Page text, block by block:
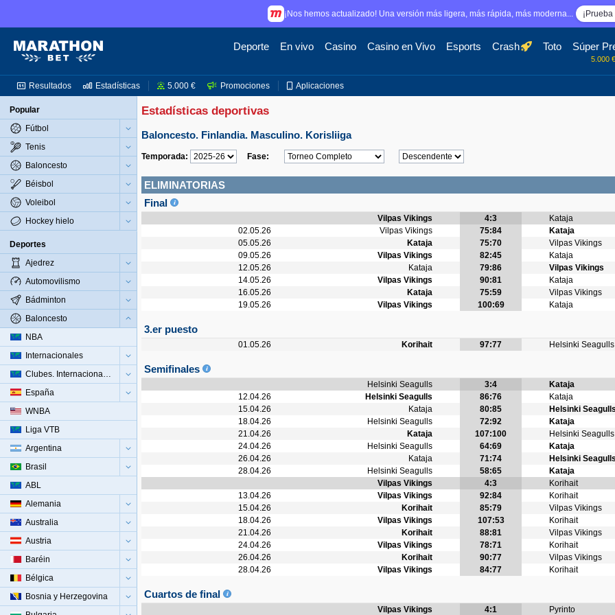
¡Nos hemos actualizado! Una versión más ligera, más rápida, más moderna...
Deporte En vivo Casino Casino en Vivo Esports Crash Toto Súper
5.000
Resultados Estadísticas 5.000 € Promociones Aplicaciones
Popular
Fútbol
Tenis
Baloncesto
Béisbol
Voleibol
Hockey hielo
Deportes
Ajedrez
Automovilismo
Bádminton
Baloncesto
NBA
Internacionales
Clubes. Internacionales
España
WNBA
Liga VTB
Argentina
Brasil
ABL
Alemania
Australia
Austria
Baréin
Bélgica
Bosnia y Herzegovina
Estadísticas deportivas
Baloncesto. Finlandia. Masculino. Korisliiga
Temporada: Fase:
ELIMINATORIAS
Final
Vilpas Vikings 4:3
Kataja
02.05.26
Vilpas Vikings 75:84
Kataja
05.05.26
Kataja 75:70
Vilpas Vikings
09.05.26
Vilpas Vikings 82:45
Kataja
12.05.26
Kataja 79:86
Vilpas Vikings
14.05.26
Vilpas Vikings 90:81
Kataja
16.05.26
Kataja 75:59
Vilpas Vikings
19.05.26
Vilpas Vikings 100:69 Kataja
3.er puesto
01.05.26 Korihait 97:77 Helsinki Seagulls
Semifinales
Helsinki Seagulls 3:4
Kataja
12.04.26
Helsinki Seagulls 86:76
Kataja
15.04.26
Kataja 80:85
Helsinki
18.04.26
Helsinki Seagulls 72:92
Kataja
21.04.26
Kataja 107:100
Helsinki Seagulls
24.04.26
Helsinki Seagulls 64:69
Kataja
26.04.26
Kataja 71:74
Helsinki
28.04.26
Helsinki Seagulls 58:65
Kataja
Vilpas Vikings
4:3
Korihait
13.04.26
Vilpas Vikings 92:84
Korihait
15.04.26
Korihait 85:79
Vilpas Vikings
18.04.26
Vilpas Vikings 107:53
Korihait
21.04.26
Korihait 88:81
Vilpas Vikings
24.04.26
Vilpas Vikings 78:71
Korihait
26.04.26
Korihait 90:77
Vilpas Vikings
28.04.26
Vilpas Vikings 84:77 Korihait
Cuartos de final
Vilpas Vikings 4:1 Pyrinto